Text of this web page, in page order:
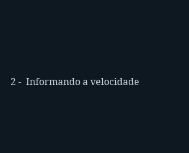
2 -  Informando a velocidade